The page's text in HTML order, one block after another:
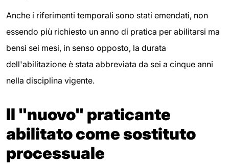
Anche i riferimenti temporali sono stati emendati, non
essendo più richiesto un anno di pratica per abilitarsi ma
bensì sei mesi, in senso opposto, la durata
dell'abilitazione è stata abbreviata da sei a cinque anni
nella disciplina vigente.
Il "nuovo" praticante
abilitato come sostituto
processuale